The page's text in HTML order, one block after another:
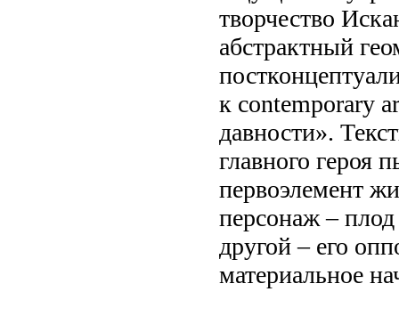
творчество
абстрактный
к contemporary
давности».
главного героя
первоэлемент
персонаж –
другой – его
материальное